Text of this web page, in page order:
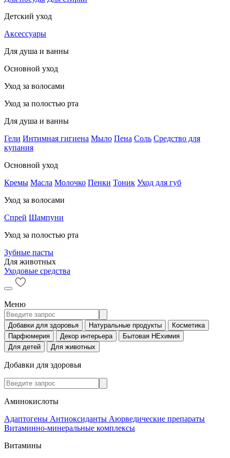
Детский уход
Аксессуары
Для душа и ванны
Основной уход
Уход за волосами
Уход за полостью рта
Для душа и ванны
Гели Интимная гигиена Мыло Пена Соль Средство для
купания
Основной уход
Кремы Масла Молочко Пенки Тоник Уход для губ
Уход за волосами
Спрей Шампуни
Уход за полостью рта
Зубные пасты
Для животных
Уходовые средства
Меню
Добавки для здоровья Натуральные продукты
Косметика
Парфюмерия
Декор интерьера
Бытовая НЕхимия
Для детей
Для животных
Добавки для здоровья
Аминокислоты
Адаптогены Антиоксиданты Аюрведические препараты
Витаминно-минеральные комплексы
Витамины